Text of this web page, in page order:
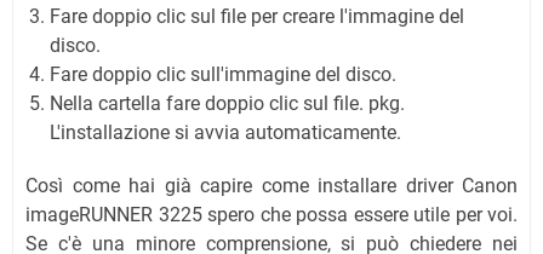
Fare doppio clic sul file per creare l'immagine del
disco.
Fare doppio clic sull'immagine del disco.
Nella cartella fare doppio clic sul file. pkg.
L'installazione si avvia automaticamente.
Così come hai già capire come installare driver Canon
imageRUNNER 3225 spero che possa essere utile per voi.
Se c'è una minore comprensione, si può chiedere nei